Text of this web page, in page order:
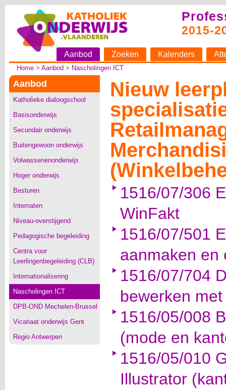
2015-
Aanbod Zoeken Kalenders
Home> Aanbod > Nascholingen ICT
Aanbod
Katholieke dialoogschool
Basisonderwijs
Secundair onderwijs
Buitengewoon onderwijs
Volwassenenonderwijs
Hoger onderwijs
Besturen
Internaten
Niveau-overstijgend
Pedagogische begeleiding
Centra voor
Leerlingenbegeleiding (CLB)
Internationalisering
Nascholingen ICT
DPB-OND Mechelen-Brussel
Vicariaat onderwijs Gent
Regio Antwerpen
Nieuw
1516/07/306
WinFakt
1516/07/501
aanmaken en
1516/07/704
bewerken
1516/05/008
(mode en
1516/05/010
Illustrator